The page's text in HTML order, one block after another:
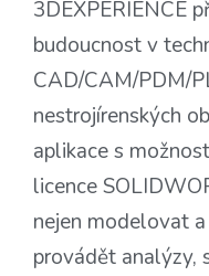
3DEXPERIENCE
budoucnost v
CAD/CAM/PDM/
nestrojírenských
aplikace s
licence
nejen modelovat
provádět analýzy,